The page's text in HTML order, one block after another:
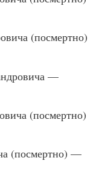
(посмертно)
—
(посмертно)
(посмертно) —